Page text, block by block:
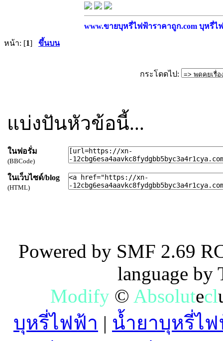
www.ขายบุหรี่ไฟฟ้าราคาถูก.com บุหรี่ไ
หน้า: [1] ขึ้นบน
กระโดดไป:
แบ่งปันหัวข้อนี้...
ในฟอรั่ม
(BBCode)
ในเว็บไซด์/blog
(HTML)
Powered by SMF 2.69
language
Modify © Absolutecl
บุหรี่ไฟฟ้า | น้ำยาบุหรี่ไ